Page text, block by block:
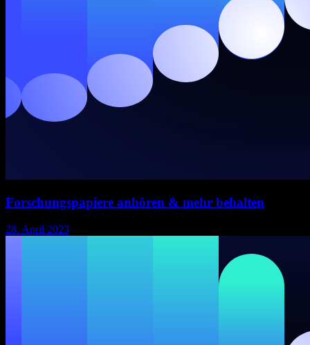
Forschungspapiere anhören & mehr behalten
28. April 2023